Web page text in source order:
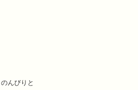
のんびりと